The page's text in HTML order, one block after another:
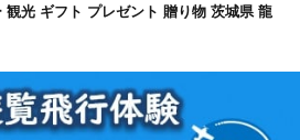
観光 ギフト プレゼント 贈り物 茨城県 龍